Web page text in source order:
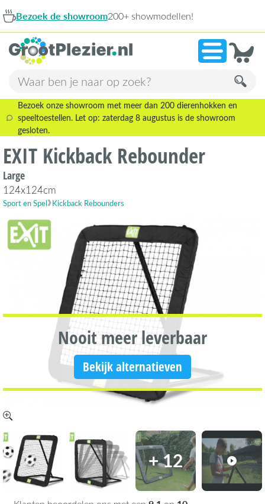
Bezoek de showroom200+ showmodellen!
Bezoek onze showroom met meer dan 200 dierenhokken en
speeltoestellen. Let op: zaterdag 8 augustus is de showroom
gesloten.
EXIT Kickback Rebounder
Large
124x124cm
Sport en Spel Kickback Rebounders
Nooit meer leverbaar
Bekijk alternatieven
+ 12